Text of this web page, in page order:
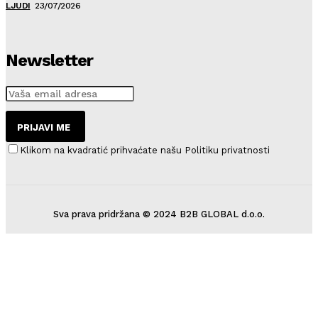
LJUDI 23/07/2026
Newsletter
PRIJAVI ME
Klikom na kvadratić prihvaćate našu Politiku privatnosti
Sva prava pridržana © 2024 B2B GLOBAL d.o.o.